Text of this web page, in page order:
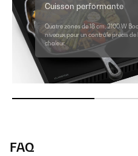
Cuisson performante
Quatre zones de 18 cm, 2100 W
niveaux pour un contrôle précis de
chaleur.
FAQ